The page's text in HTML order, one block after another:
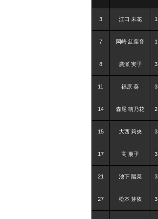
3 江口 未花 1
7 岡崎 紅葉音 1
8 廣瀬 実子 3
11 福原 葵 3
14 森尾 萌乃花 2
15 大西 莉央 3
17 高 朋子 3
21 池下 陽菜 3
27 松本 芽依 3